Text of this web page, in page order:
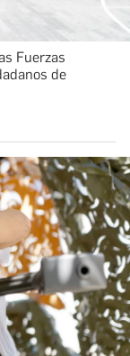
Fuerzas
de